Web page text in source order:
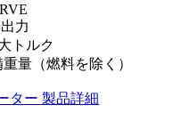
力
トルク
量（燃料を除く）
ター 製品詳細